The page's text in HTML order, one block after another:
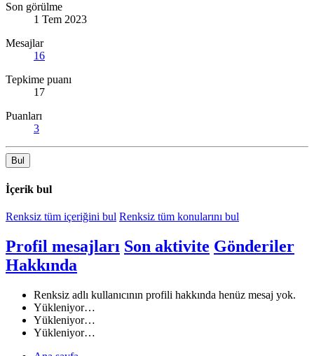
Son görülme
1 Tem 2023
Mesajlar
16
Tepkime puanı
17
Puanları
3
Bul
İçerik bul
Renksiz tüm içeriğini bul Renksiz tüm konularını bul
Profil mesajları Son aktivite Gönderiler
Hakkında
Renksiz adlı kullanıcının profili hakkında henüz mesaj yok.
Yükleniyor…
Yükleniyor…
Yükleniyor…